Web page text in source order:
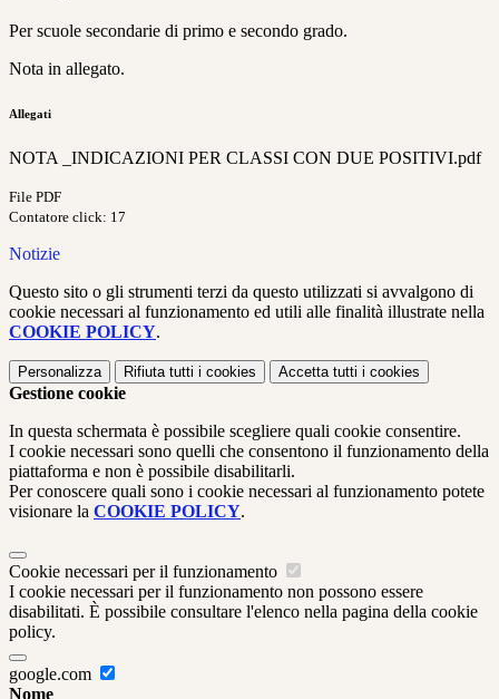
Per scuole secondarie di primo e secondo grado.
Nota in allegato.
Allegati
NOTA _INDICAZIONI PER CLASSI CON DUE POSITIVI.pdf
File PDF
Contatore click: 17
Notizie
Questo sito o gli strumenti terzi da questo utilizzati si avvalgono di
cookie necessari al funzionamento ed utili alle finalità illustrate nella
COOKIE POLICY.
Personalizza Rifiuta tutti i cookies Accetta tutti i cookies
Gestione cookie
In questa schermata è possibile scegliere quali cookie consentire.
I cookie necessari sono quelli che consentono il funzionamento della
piattaforma e non è possibile disabilitarli.
Per conoscere quali sono i cookie necessari al funzionamento potete
visionare la COOKIE POLICY.
Cookie necessari per il funzionamento
I cookie necessari per il funzionamento non possono essere
disabilitati. È possibile consultare l'elenco nella pagina della cookie
policy.
google.com
Nome